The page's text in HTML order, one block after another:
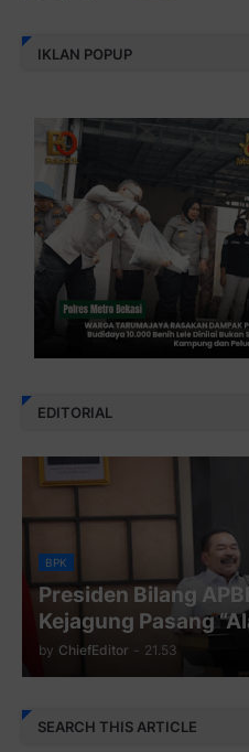
IKLAN POPUP
EDITORIAL
BPK
Presiden Bilang
Kejagung Pasang
by ChiefEditor - 21.53
SEARCH THIS ARTICLE